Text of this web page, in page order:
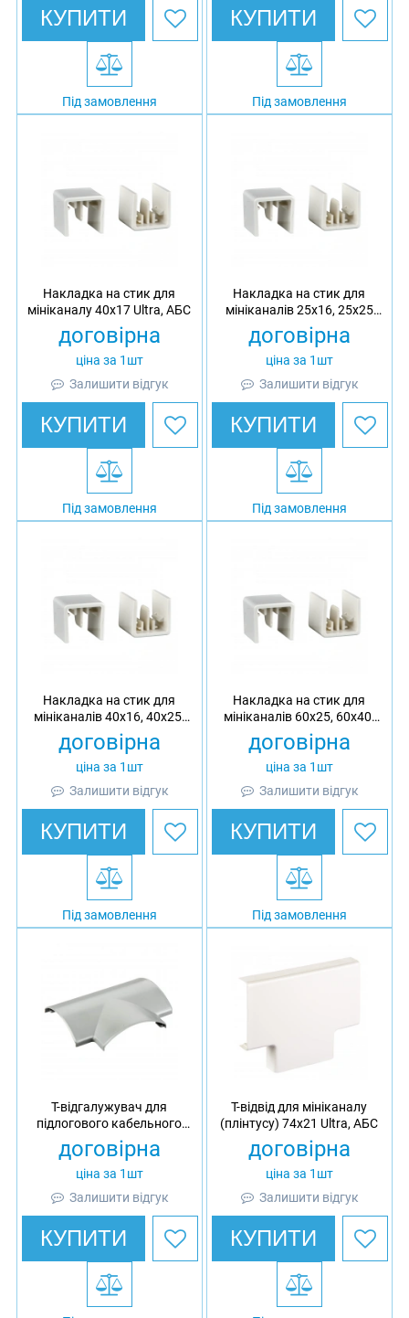
КУПИТИ
Під замовлення
КУПИТИ
Під замовлення
Накладка на стик для
мініканалу 40x17 Ultra, АБС
договірна
ціна за 1шт
Залишити відгук
КУПИТИ
Під замовлення
Накладка на стик для
мініканалів 25x16, 25x25
Ultra, АБС
договірна
ціна за 1шт
Залишити відгук
КУПИТИ
Під замовлення
Накладка на стик для
мініканалів 40x16, 40x25,
40x40 Ultra, АБС
договірна
ціна за 1шт
Залишити відгук
КУПИТИ
Під замовлення
Накладка на стик для
мініканалів 60x25, 60x40,
60x60 Ultra, АБС
договірна
ціна за 1шт
Залишити відгук
КУПИТИ
Під замовлення
Т-відгалужувач для
підлогового кабельного
каналу 77x19, Ultra, ПВХ
договірна
ціна за 1шт
Залишити відгук
КУПИТИ
Т-відвід для мініканалу
(плінтусу) 74x21 Ultra, АБС
договірна
ціна за 1шт
Залишити відгук
КУПИТИ